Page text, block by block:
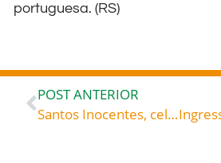
portuguesa. (RS)
POST ANTERIOR
Santos Inocentes, celebrados hoje, 28, rogai por todos nós!